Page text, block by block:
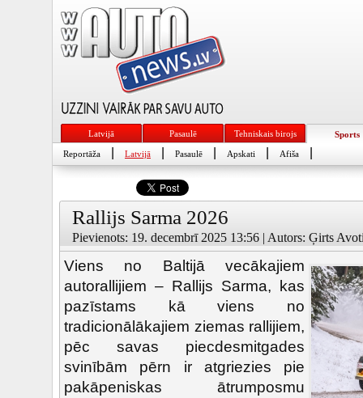
Latvijā Pasaulē Tehniskais birojs
Sports
Reportāža
Latvijā Pasaulē Apskati Afiša
Rallijs Sarma 2026
Pievienots: 19. decembrī 2025 13:56 | Autors: Ģirts
Viens no Baltijā vecākajiem
autorallijiem – Rallijs Sarma, kas
pazīstams kā viens no
tradicionālākajiem ziemas rallijiem,
pēc savas piecdesmitgades
svinībām pērn ir atgriezies pie
pakāpeniskas ātrumposmu